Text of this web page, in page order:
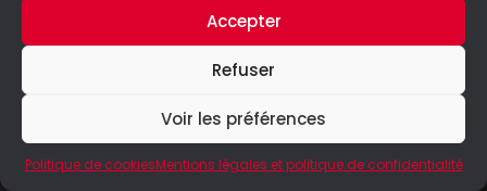
Accepter
Refuser
Voir les préférences
Politique de cookiesMentions légales et politique de confidentialité
© Le Geek Paresseux –Mentions légales & Politique de